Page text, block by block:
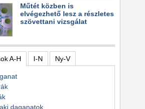
Műtét közben is
elvégezhető lesz a részletes
szövettani vizsgálat
A-H I-N Ny-V
daganatok